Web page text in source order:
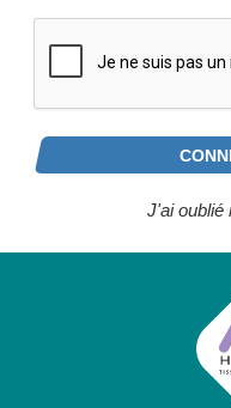
J'ai oublié